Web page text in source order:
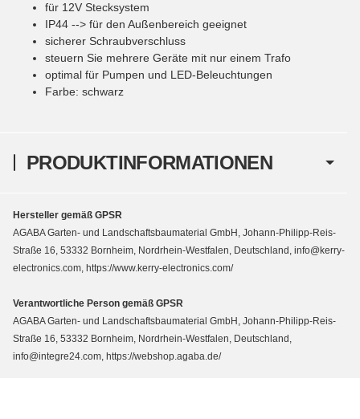
PRODUKTINFORMATIONEN
für 12V Stecksystem
IP44 --> für den Außenbereich geeignet
sicherer Schraubverschluss
steuern Sie mehrere Geräte mit nur einem Trafo
optimal für Pumpen und LED-Beleuchtungen
Farbe: schwarz
Hersteller gemäß GPSR
AGABA Garten- und Landschaftsbaumaterial GmbH, Johann-Philipp-Reis-
Straße 16, 53332 Bornheim, Nordrhein-Westfalen, Deutschland, info@kerry-
electronics.com, https://www.kerry-electronics.com/
Verantwortliche Person gemäß GPSR
AGABA Garten- und Landschaftsbaumaterial GmbH, Johann-Philipp-Reis-
Straße 16, 53332 Bornheim, Nordrhein-Westfalen, Deutschland,
info@integre24.com, https://webshop.agaba.de/